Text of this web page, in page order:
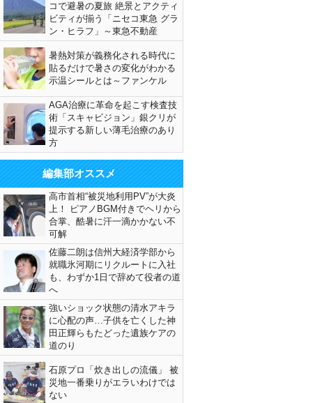
コで避暑の夏旅 絶景とアクティ
ビティが揃う「ニセコ東急 グラ
ン・ヒラフ」～東急不動産
暑熱対策が義務化される時代に
貼るだけで暑さの変化がわかる
示温シールとは～ファンケル
AGA治療に革命を起こす検査技
術「スキャビジョン」銀クリが
提示する新しい薄毛治療のあり
方
編集部オススメ
高市首相“被災地利用PV”が大炎
上！ ピアノBGM付きでヘリから
合掌、酷暑に汗一滴かかない不
可解
佐藤二朗は信州大経済学部から
就職氷河期にリクルートに入社
も、わずか1日で辞めて役者の道
へ
強いショック状態の清水アキラ
に心配の声…子供を亡くした神
田正輝らもたどった遺族ケアの
道のり
石原プロ「炊き出しの流儀」 被
災地一番乗りがエラいわけでは
ない